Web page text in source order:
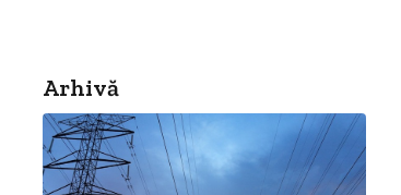
Arhivă